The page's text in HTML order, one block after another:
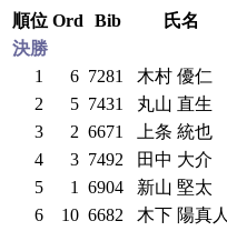
順位 Ord Bib 氏名
決勝
1
6 7281 木村 優仁
2
5 7431 丸山 直生
3
2 6671 上条 統也
4
3 7492 田中 大介
5
1 6904 新山 堅太
6
10 6682 木下 陽真人